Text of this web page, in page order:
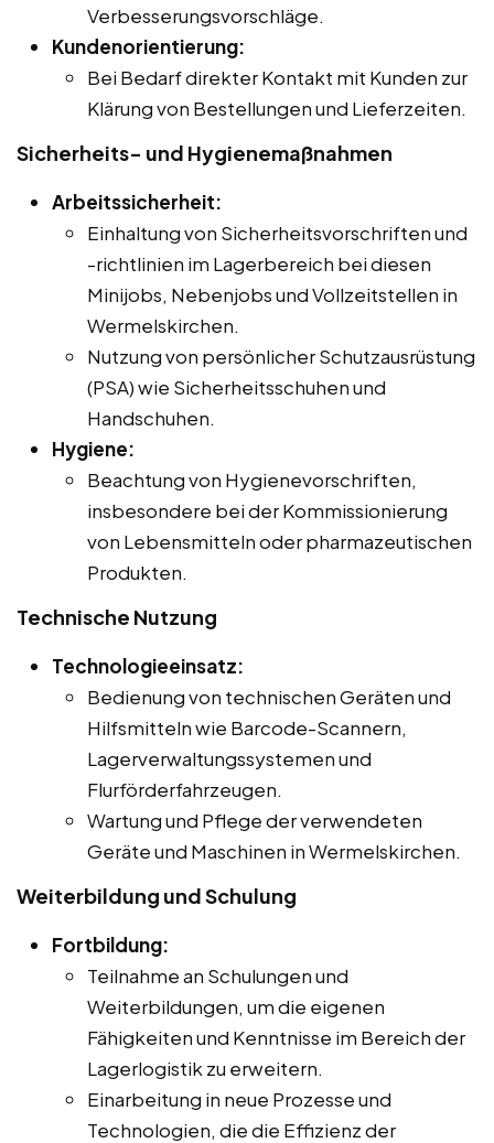
Verbesserungsvorschläge.
Kundenorientierung:
Bei Bedarf direkter Kontakt mit Kunden zur
Klärung von Bestellungen und Lieferzeiten.
Sicherheits- und Hygienemaßnahmen
Arbeitssicherheit:
Einhaltung von Sicherheitsvorschriften und
-richtlinien im Lagerbereich bei diesen
Minijobs, Nebenjobs und Vollzeitstellen in
Wermelskirchen.
Nutzung von persönlicher Schutzausrüstung
(PSA) wie Sicherheitsschuhen und
Handschuhen.
Hygiene:
Beachtung von Hygienevorschriften,
insbesondere bei der Kommissionierung
von Lebensmitteln oder pharmazeutischen
Produkten.
Technische Nutzung
Technologieeinsatz:
Bedienung von technischen Geräten und
Hilfsmitteln wie Barcode-Scannern,
Lagerverwaltungssystemen und
Flurförderfahrzeugen.
Wartung und Pflege der verwendeten
Geräte und Maschinen in Wermelskirchen.
Weiterbildung und Schulung
Fortbildung:
Teilnahme an Schulungen und
Weiterbildungen, um die eigenen
Fähigkeiten und Kenntnisse im Bereich der
Lagerlogistik zu erweitern.
Einarbeitung in neue Prozesse und
Technologien, die die Effizienz der